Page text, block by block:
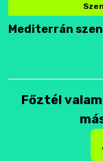
Mediterrán
Főztél